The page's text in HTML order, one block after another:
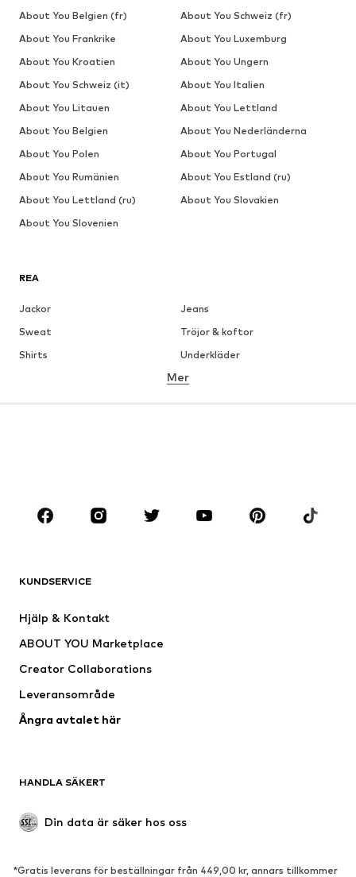
REA
Jackor
Jeans
Sweat
Tröjor & koftor
Shirts
Underkläder
Skjortor
Rockar
Kostymer & kavajer
KLÄDER
Jackor
Badkläder
Tillfällen
Upcycling
Nytt
Boots & stövlar
Lågskor
Mer
KUNDSERVICE
Hjälp & Kontakt
ABOUT YOU Marketplace
Creator Collaborations
Leveransområde
Ångra avtalet här
HANDLA SÄKERT
Din data är säker hos oss
*Gratis leverans för beställningar från 449,00 kr, annars tillkommer
About You Belgien (fr)
About You Schweiz (fr)
About You Frankrike
About You Luxemburg
About You Kroatien
About You Ungern
About You Schweiz (it)
About You Italien
About You Litauen
About You Lettland
About You Belgien
About You Nederländerna
About You Polen
About You Portugal
About You Rumänien
About You Estland (ru)
About You Lettland (ru)
About You Slovakien
About You Slovenien